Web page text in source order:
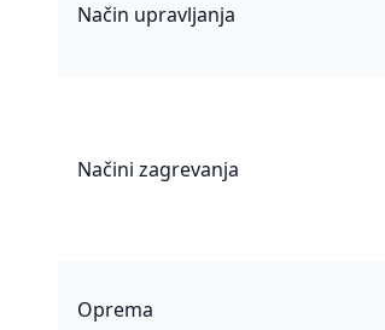
Način upravljanja
Načini zagrevanja
Oprema